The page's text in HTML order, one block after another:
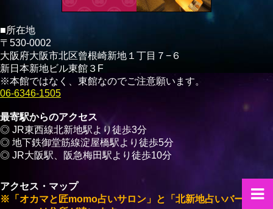
■所在地
〒530-0002
大阪府大阪市北区曾根崎新地１丁目７−６
新日本新地ビル東館３F
※本館ではなく、東館なのでご注意願います。
06-6346-1505
最寄駅からのアクセス
◎ JR東西線北新地駅より徒歩3分
◎ 地下鉄御堂筋線淀屋橋駅より徒歩5分
◎ JR大阪駅、阪急梅田駅より徒歩10分
アクセス・マップ
※「オカマと匠momo占いサロン」と「北新地占いバー